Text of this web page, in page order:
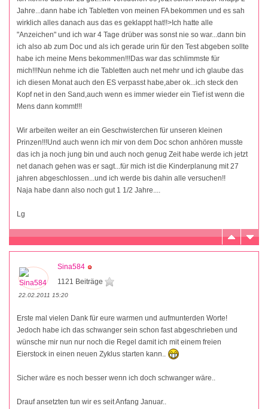
Jahre...dann habe ich Tabletten von meinen FA bekommen und es sah
wirklich alles danach aus das es geklappt hat!!>Ich hatte alle
"Anzeichen" und ich war 4 Tage drüber was sonst nie so war...dann bin
ich also ab zum Doc und als ich gerade urin für den Test abgeben sollte
habe ich meine Mens bekommen!!!Das war das schlimmste für
mich!!!Nun nehme ich die Tabletten auch net mehr und ich glaube das
ich diesen Monat auch den ES verpasst habe,aber ok...ich steck den
Kopf net in den Sand,auch wenn es immer wieder ein Tief ist wenn die
Mens dann kommt!!!
Wir arbeiten weiter an ein Geschwisterchen für unseren kleinen
Prinzen!!!Und auch wenn ich mir von dem Doc schon anhören musste
das ich ja noch jung bin und auch noch genug Zeit habe werde ich jetzt
net danach gehen was er sagt...für mich ist die Kinderplanung mit 27
jahren abgeschlossen...und ich werde bis dahin alle versuchen!!
Naja habe dann also noch gut 1 1/2 Jahre....
Lg
Sina584
1121 Beiträge
22.02.2011 15:20
Erste mal vielen Dank für eure warmen und aufmunterden Worte!
Jedoch habe ich das schwanger sein schon fast abgeschrieben und
wünsche mir nun nur noch die Regel damit ich mit einem freien
Eierstock in einen neuen Zyklus starten kann..
Sicher wäre es noch besser wenn ich doch schwanger wäre..
Drauf ansetzten tun wir es seit Anfang Januar..